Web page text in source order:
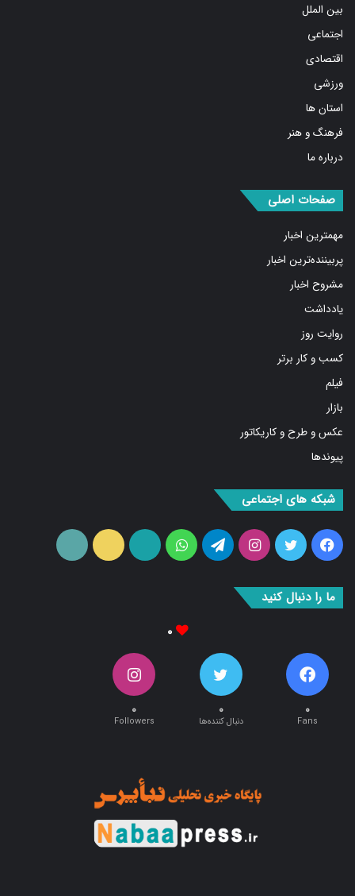
بین الملل
اجتماعی
اقتصادی
ورزشی
استان ها
فرهنگ و هنر
درباره ما
صفحات اصلی
مهمترین اخبار
پربیننده‌ترین اخبار
مشروح اخبار
یادداشت
روایت روز
کسب و کار برتر
فیلم
بازار
عکس و طرح و کاریکاتور
پیوندها
شبکه های اجتماعی
فیس
توییتر اینستاگرامتلگرام واتس
آپارات ایتا
ما را دنبال کنید
۰
۰
Fans
۰
دنبال کننده‌ها
۰
Followers